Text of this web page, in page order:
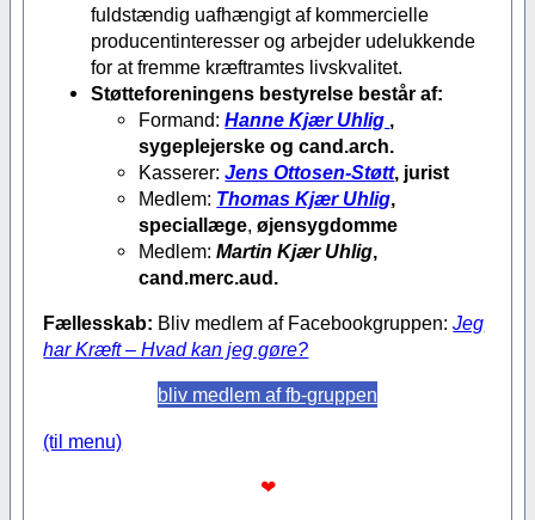
fuldstændig uafhængigt af kommercielle
producentinteresser og arbejder udelukkende
for at fremme kræftramtes livskvalitet.
Støtteforeningens bestyrelse består af:
Formand:Hanne Kjær Uhlig ,
sygeplejerske og cand.arch.
Kasserer:Jens Ottosen-Støtt, jurist
Medlem: Thomas Kjær Uhlig,
speciallæge,øjensygdomme
Medlem:Martin Kjær Uhlig,
cand.merc.aud.
Fællesskab: Bliv medlem af Facebookgruppen:Jeg
har Kræft – Hvad kan jeg gøre?
bliv medlem af fb-gruppen
(til menu)
❤